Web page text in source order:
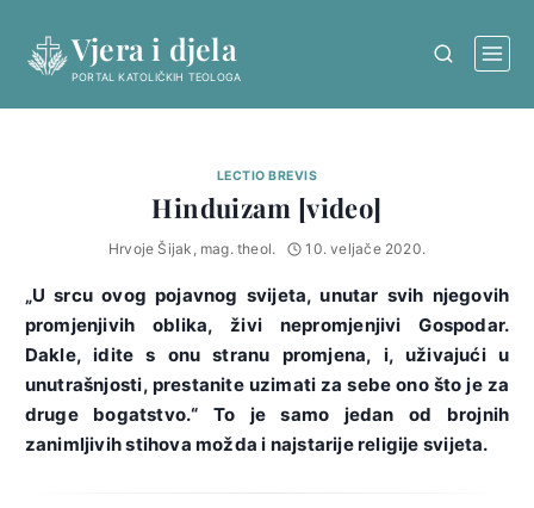
content
Vjera i djela
PORTAL KATOLIČKIH TEOLOGA
LECTIO BREVIS
Hinduizam [video]
Hrvoje Šijak, mag. theol. 10. veljače 2020.
„U srcu ovog pojavnog svijeta, unutar svih njegovih
promjenjivih oblika, živi nepromjenjivi Gospodar.
Dakle, idite s onu stranu promjena, i, uživajući u
unutrašnjosti, prestanite uzimati za sebe ono što je za
druge bogatstvo.“ To je samo jedan od brojnih
zanimljivih stihova možda i najstarije religije svijeta.